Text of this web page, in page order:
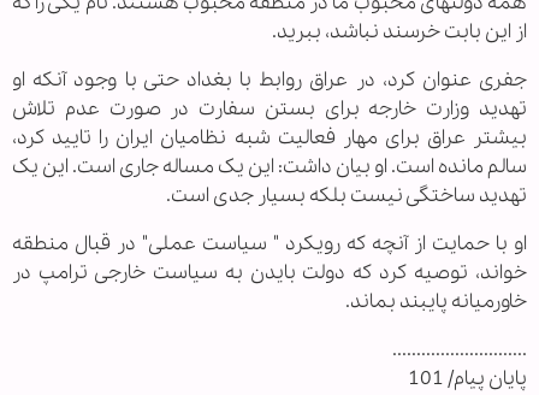
از این بابت خرسند نباشد، ببرید.
جفری عنوان کرد، در عراق روابط با بغداد حتی با وجود آنکه او
تهدید وزارت خارجه برای بستن سفارت در صورت عدم تلاش
بیشتر عراق برای مهار فعالیت شبه نظامیان ایران را تایید کرد،
سالم مانده است. او بیان داشت: این یک مساله جاری است. این یک
تهدید ساختگی نیست بلکه بسیار جدی است.
او با حمایت از آنچه که رویکرد " سیاست عملی" در قبال منطقه
خواند، توصیه کرد که دولت بایدن به سیاست خارجی ترامپ در
خاورمیانه پایبند بماند.
............................
پایان پیام/ 101